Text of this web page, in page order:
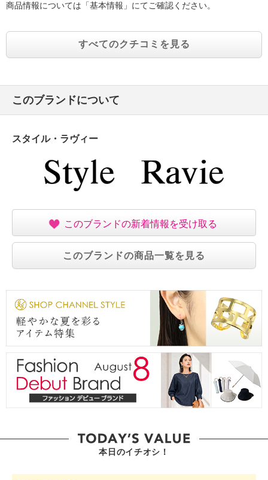
商品情報については「基本情報」にてご確認ください。
すべてのクチコミを見る
このブランドについて
スタイル・ラヴィー
このブランドの新着情報を受け取る
このブランドの商品一覧を見る
本日のイチオシ！